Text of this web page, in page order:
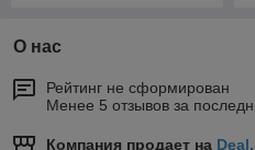
О нас
Рейтинг не сформирован
Менее 5 отзывов за
Компания продает на